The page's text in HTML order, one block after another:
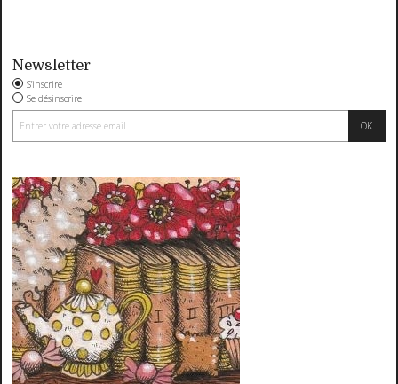
Newsletter
S'inscrire
Se désinscrire